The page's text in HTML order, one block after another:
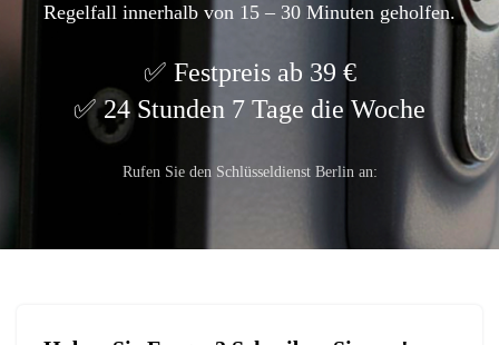
Regelfall innerhalb von 15 – 30 Minuten geholfen.
Festpreis ab 39 €
24 Stunden 7 Tage die Woche
Rufen Sie den Schlüsseldienst Berlin an: